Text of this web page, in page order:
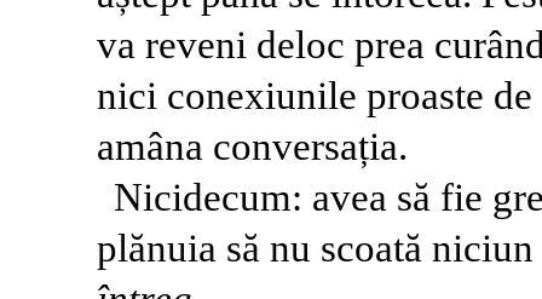
va reveni deloc prea
nici conexiunile proaste
amâna conversația.
Nicidecum: avea să fie
plănuia să nu scoată